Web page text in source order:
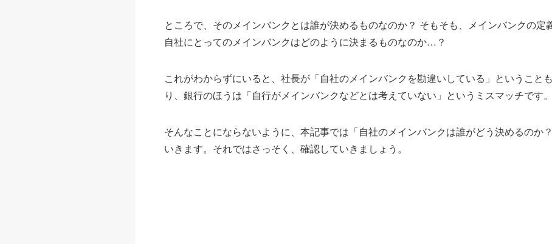
ところで、そのメインバンクとは誰が決めるものなのか？ そもそも、メインバンクの定
自社にとってのメインバンクはどのように決まるものなのか…？
これがわからずにいると、社長が「自社のメインバンクを勘違いしている」ということ
り、銀行のほうは「自行がメインバンクなどとは考えていない」というミスマッチです。
そんなことにならないように、本記事では「自社のメインバンクは誰がどう決めるのか
いきます。それではさっそく、確認していきましょう。